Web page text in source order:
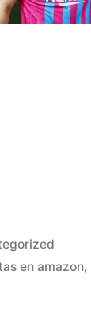
en amazon,